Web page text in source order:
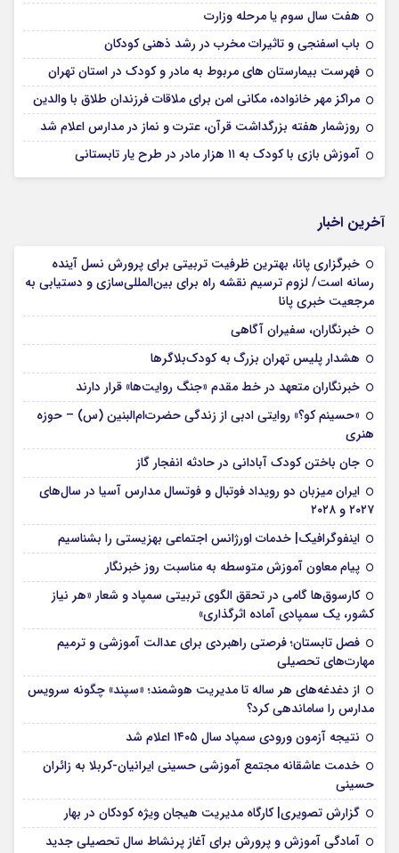
هفت سال سوم یا مرحله وزارت
باب اسفنجی و تاثیرات مخرب در رشد ذهنی کودکان
فهرست بیمارستان های مربوط به مادر و کودک در استان تهران
مراکز مهر خانواده، مکانی امن برای ملاقات فرزندان طلاق با والدین
روزشمار هفته بزرگداشت قرآن، عترت و نماز در مدارس اعلام شد
آموزش بازی با کودک به ۱۱ هزار مادر در طرح یار تابستانی
آخرین اخبار
خبرگزاری پانا، بهترین ظرفیت تربیتی برای پرورش نسل آینده
رسانه است/ لزوم ترسیم نقشه راه برای بین‌المللی‌سازی و دستیابی به
مرجعیت خبری پانا
خبرنگاران، سفیران آگاهی
هشدار پلیس تهران بزرگ به کودک‌بلاگرها
خبرنگاران متعهد در خط مقدم «جنگ روایت‌ها» قرار دارند
«حسینم کو؟» روایتی ادبی از زندگی حضرت‌ام‌البنین (س) – حوزه
هنری
جان باختن کودک آبادانی در حادثه انفجار گاز
ایران میزبان دو رویداد فوتبال و فوتسال مدارس آسیا در سال‌های
۲۰۲۷ و ۲۰۲۸
اینفوگرافیک| خدمات اورژانس اجتماعی بهزیستی را بشناسیم
پیام معاون آموزش متوسطه به مناسبت روز خبرنگار
کارسوق‌ها گامی در تحقق الگوی تربیتی سمپاد و شعار «هر نیاز
کشور، یک سمپادی آماده اثرگذاری»
فصل تابستان؛ فرصتی راهبردی برای عدالت آموزشی و ترمیم
مهارت‌های تحصیلی
از دغدغه‌های هر ساله تا مدیریت هوشمند؛ «سپند» چگونه سرویس
مدارس را ساماندهی کرد؟
نتیجه آزمون ورودی سمپاد سال ۱۴۰۵ اعلام شد
خدمت عاشقانه مجتمع آموزشی‌ حسینی ایرانیان-کربلا به زائران
حسینی
گزارش تصویری| کارگاه مدیریت هیجان ویژه کودکان در بهار
آمادگی آموزش و پرورش برای آغاز پرنشاط سال تحصیلی جدید